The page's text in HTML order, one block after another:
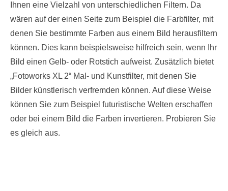
Ihnen eine Vielzahl von unterschiedlichen Filtern. Da
wären auf der einen Seite zum Beispiel die Farbfilter, mit
denen Sie bestimmte Farben aus einem Bild herausfiltern
können. Dies kann beispielsweise hilfreich sein, wenn Ihr
Bild einen Gelb- oder Rotstich aufweist. Zusätzlich bietet
„Fotoworks XL 2“ Mal- und Kunstfilter, mit denen Sie
Bilder künstlerisch verfremden können. Auf diese Weise
können Sie zum Beispiel futuristische Welten erschaffen
oder bei einem Bild die Farben invertieren. Probieren Sie
es gleich aus.